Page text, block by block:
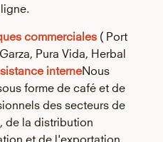
ligne.
commerciales ( Port
Pura Vida, Herbal
interne Nous
forme de café et de
des secteurs de
de la distribution
et de l'exportation,